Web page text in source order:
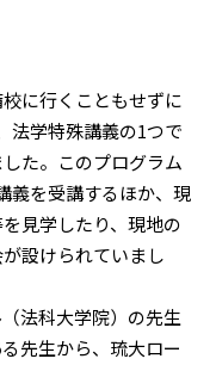
に行くこともせずに
法学特殊講義の1つで
た。このプログラム
義を受講するほか、現
見学したり、現地の
設けられていまし
法科大学院）の先生
先生から、琉大ロー